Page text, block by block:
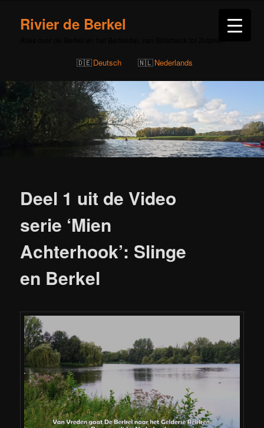
Rivier de Berkel
Deutsch Nederlands
Deel 1 uit de Video
serie ‘Mien
Achterhook’: Slinge
en Berkel